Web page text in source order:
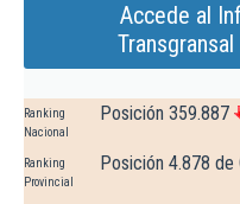
Accede al
Ranking
Nacional
Posición 359.887
Ranking
Provincial
Posición 4.878 de